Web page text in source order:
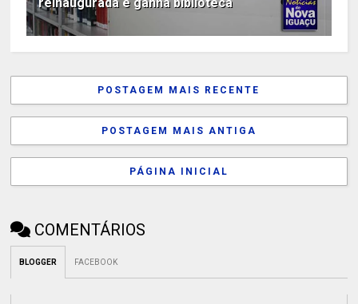
POSTAGEM MAIS RECENTE
POSTAGEM MAIS ANTIGA
PÁGINA INICIAL
COMENTÁRIOS
BLOGGER FACEBOOK